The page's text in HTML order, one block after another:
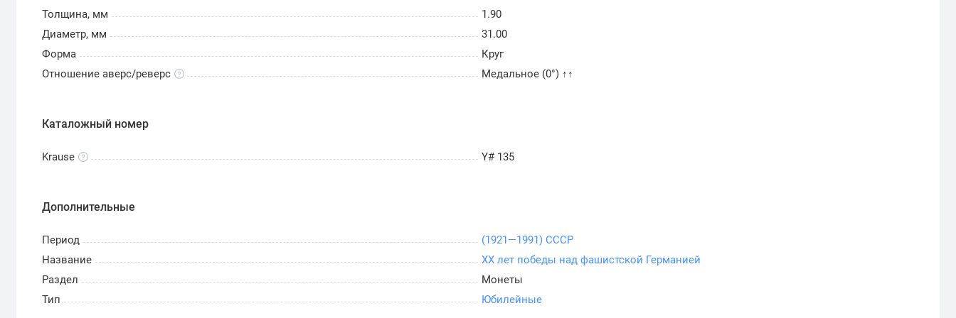
Гурт монеты гладкий с выдавленными цифрами 1965.
Между надписью «один рубль 9 мая 1965 года» есть две вдавленные звездочки, вверху и внизу.
Монеты, приуроченные к 20-летию победы, нумизматы называют «Воин-освободитель» из-за
невысока, в отличие от коллекционных proof-like, чья степень редкости – 4-5.
Толщина, мм
1.90
Диаметр, мм
31.00
Форма
Круг
Отношение аверс/реверс
Медальное (0°) ↑↑
Каталожный номер
Krause Y# 135
Дополнительные
Период
(1921—1991) СССР
Название
XX лет победы над фашистской Германией
Раздел
Монеты
Тип
Юбилейные